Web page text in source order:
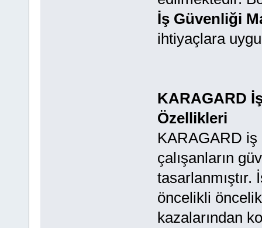
İş Güvenliği
ihtiyaçlara
KARAGARD
Özellikleri
KARAGARD iş
çalışanların
tasarlanmıştır.
öncelikli
kazalarından